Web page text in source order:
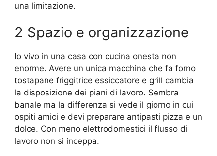
una limitazione.
2 Spazio e organizzazione
Io vivo in una casa con cucina onesta non
enorme. Avere un unica macchina che fa forno
tostapane friggitrice essiccatore e grill cambia
la disposizione dei piani di lavoro. Sembra
banale ma la differenza si vede il giorno in cui
ospiti amici e devi preparare antipasti pizza e un
dolce. Con meno elettrodomestici il flusso di
lavoro non si inceppa.